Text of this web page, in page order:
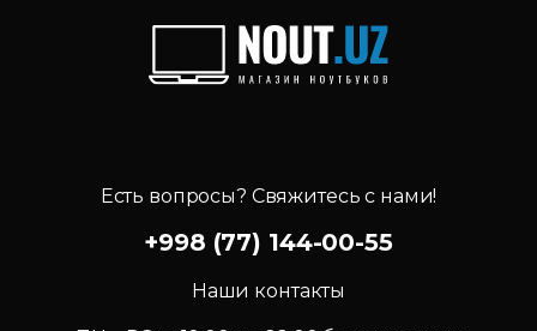
Есть вопросы? Свяжитесь с нами!
+998 (77) 144-00-55
Наши контакты